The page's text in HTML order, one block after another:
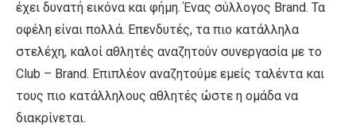
έχει δυνατή εικόνα και φήμη. Ένας σύλλογος Brand. Τα
οφέλη είναι πολλά. Επενδυτές, τα πιο κατάλληλα
στελέχη, καλοί αθλητές αναζητούν συνεργασία με το
Club – Brand. Επιπλέον αναζητούμε εμείς ταλέντα και
τους πιο κατάλληλους αθλητές ώστε η ομάδα να
διακρίνεται.